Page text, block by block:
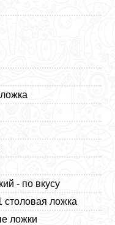
- по вкусу
ложка
ложки